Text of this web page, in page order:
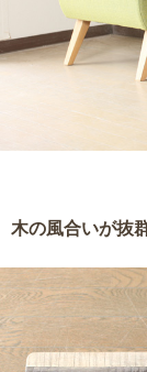
木の風合いが抜